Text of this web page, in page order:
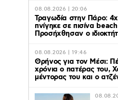
08.08.2026 | 20:06
Τραγωδία στην Πάρο:
πνίγηκε σε πισίνα
Προσήχθησαν ο
08.08.2026 | 19:46
Θρήνος για τον Μέσι:
χρόνια ο πατέρας του,
μέντορας του και ο